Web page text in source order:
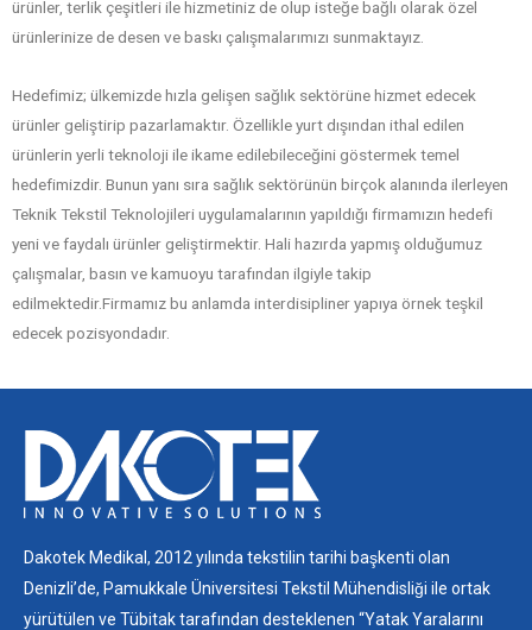
ürünler, terlik çeşitleri ile hizmetiniz de olup isteğe bağlı olarak özel
ürünlerinize de desen ve baskı çalışmalarımızı sunmaktayız.
Hedefimiz; ülkemizde hızla gelişen sağlık sektörüne hizmet edecek
ürünler geliştirip pazarlamaktır. Özellikle yurt dışından ithal edilen
ürünlerin yerli teknoloji ile ikame edilebileceğini göstermek temel
hedefimizdir. Bunun yanı sıra sağlık sektörünün birçok alanında ilerleyen
Teknik Tekstil Teknolojileri uygulamalarının yapıldığı firmamızın hedefi
yeni ve faydalı ürünler geliştirmektir. Hali hazırda yapmış olduğumuz
çalışmalar, basın ve kamuoyu tarafından ilgiyle takip
edilmektedir.Firmamız bu anlamda interdisipliner yapıya örnek teşkil
edecek pozisyondadır.
Dakotek Medikal, 2012 yılında tekstilin tarihi başkenti olan
Denizli’de, Pamukkale Üniversitesi Tekstil Mühendisliği ile ortak
yürütülen ve Tübitak tarafından desteklenen “Yatak Yaralarını